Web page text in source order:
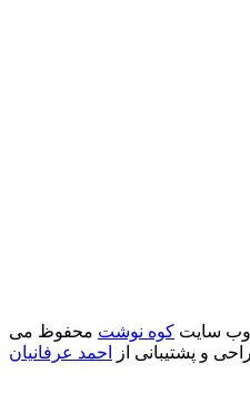
وب سایت کوه نوشت محفوظ می
و پشتیبانی از
احمد عرفانیان